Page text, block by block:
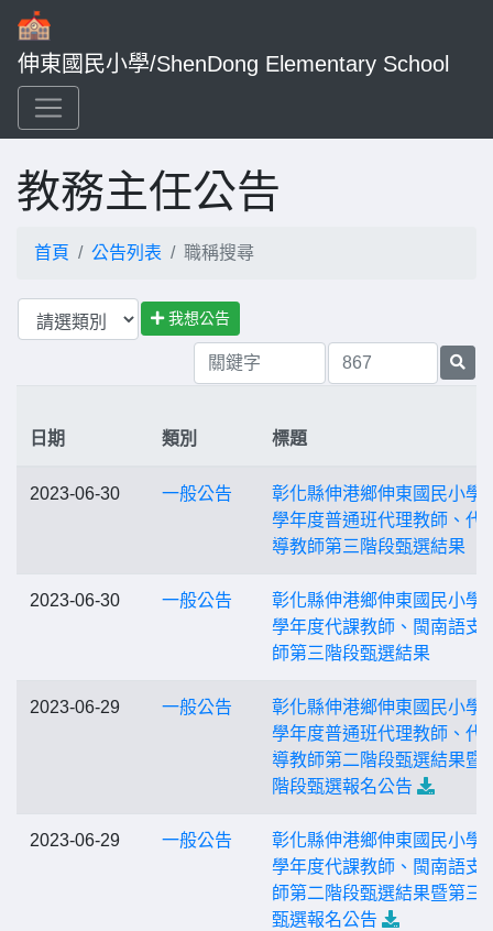
伸東國民小學/ShenDong Elementary School
教務主任公告
首頁 公告列表 職稱搜尋
我想公告
日期 類別 標題
2023-06-30 一般公告
彰化縣伸港鄉伸東國民小學
學年度普通班代理教師、代
導教師第三階段甄選結果
2023-06-30 一般公告
彰化縣伸港鄉伸東國民小學
學年度代課教師、閩南語支
師第三階段甄選結果
2023-06-29 一般公告
彰化縣伸港鄉伸東國民小學
學年度普通班代理教師、代
導教師第二階段甄選結果暨
階段甄選報名公告
2023-06-29 一般公告
彰化縣伸港鄉伸東國民小學
學年度代課教師、閩南語支
師第二階段甄選結果暨第三
甄選報名公告